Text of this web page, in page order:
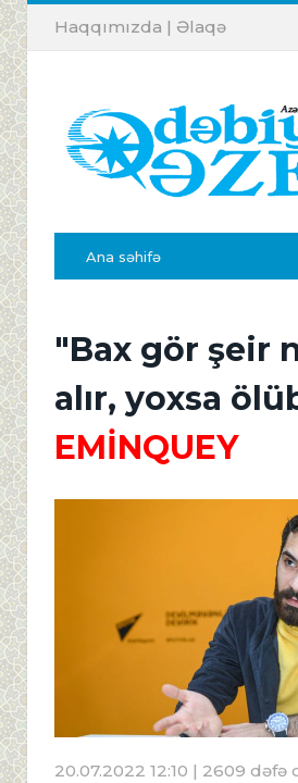
Haqqımızda | Əlaqə
Ana səhifə
"Bax gör şeir
alır, yoxsa
EMİNQUEY
20.07.2022 12:10 | 2609 dəfə